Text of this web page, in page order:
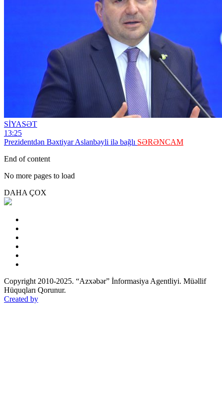
SİYASƏT
13:25
Prezidentdən Bəxtiyar Aslanbəyli ilə bağlı SƏRƏNCAM
End of content
No more pages to load
DAHA ÇOX
Copyright 2010-2025. “Azxəbər” İnformasiya Agentliyi. Müəllif
Hüquqları Qorunur.
Created by